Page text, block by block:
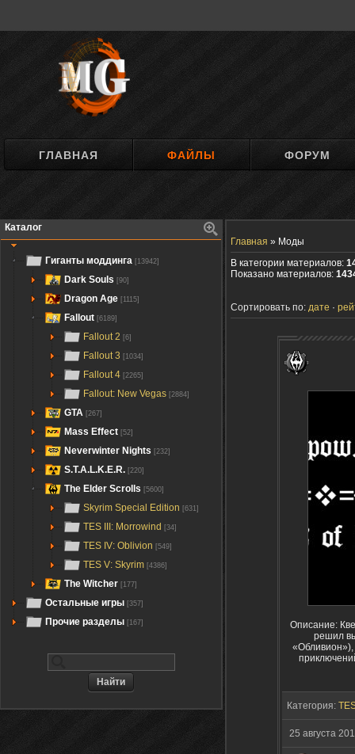
ГЛАВНАЯ ФАЙЛЫ ФОРУМ
Каталог
Гиганты моддинга [13942]
Dark Souls [90]
Dragon Age [1115]
Fallout [6189]
Fallout 2 [6]
Fallout 3 [1034]
Fallout 4 [2265]
Fallout: New Vegas [2884]
GTA [267]
Mass Effect [52]
Neverwinter Nights [232]
S.T.A.L.K.E.R. [220]
The Elder Scrolls [5600]
Skyrim Special Edition [631]
TES III: Morrowind [34]
TES IV: Oblivion [549]
TES V: Skyrim [4386]
The Witcher [177]
Остальные игры [357]
Прочие разделы [167]
Главная » Моды
В категории материалов:
Показано материалов:
Сортировать по: дате
Описание:
решил
«Обливион»),
Категория:
25 августа